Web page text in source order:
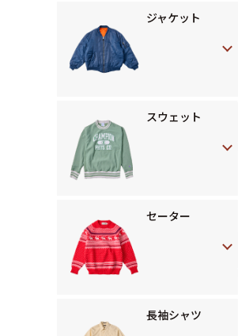
ジャケット
スウェット
セーター
長袖シャツ